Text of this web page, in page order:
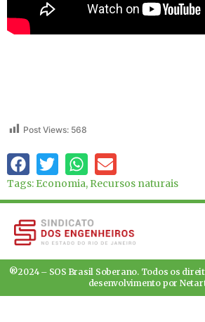
Post Views: 568
Tags: Economia, Recursos naturais
®2024 – SOS Brasil Soberano. Todos os
desenvolvimento por